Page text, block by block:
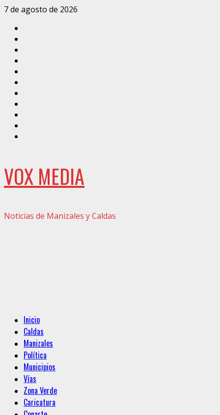
Saltar
contenido
7 de agosto de 2026
VOX MEDIA
Noticias de Manizales y Caldas
Menú
principal
Inicio
Caldas
Manizales
Política
Municipios
Vías
Zona Verde
Caricatura